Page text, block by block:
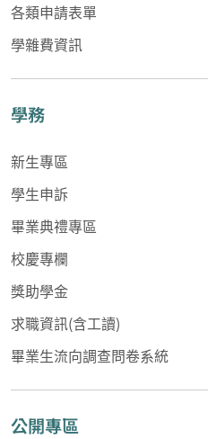
各類申請表單
學雜費資訊
學務
新生專區
學生申訴
畢業典禮專區
校慶專欄
獎助學金
求職資訊(含工讀)
畢業生流向調查問卷系統
公開專區